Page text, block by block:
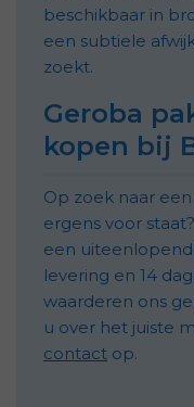
beschikbaar in
een subtiele
zoekt.
Geroba
kopen bij
Op zoek naar
ergens voor
een
levering en 14
waarderen ons
u over het juiste
contact op.